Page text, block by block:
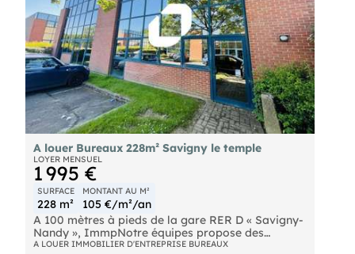
A louer Bureaux 228m² Savigny le temple
LOYER MENSUEL
1 995 €
SURFACE
228 m²
MONTANT AU M²
105 €/m²/an
A 100 mètres à pieds de la gare RER D « Savigny-
Nandy », ImmpNotre équipes propose des
bureaux d'une surface d'environ 228 m² divisibles
A LOUER IMMOBILIER D'ENTREPRISE BUREAUX